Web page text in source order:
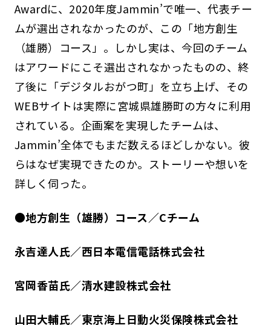
Awardに、2020年度Jammin’で唯一、代表チー
ムが選出されなかったのが、この「地方創生
（雄勝）コース」。しかし実は、今回のチーム
はアワードにこそ選出されなかったものの、終
了後に「デジタルおがつ町」を立ち上げ、その
WEBサイトは実際に宮城県雄勝町の方々に利用
されている。企画案を実現したチームは、
Jammin’全体でもまだ数えるほどしかない。彼
らはなぜ実現できたのか。ストーリーや想いを
詳しく伺った。
●地方創生（雄勝）コース／Cチーム
永吉達人氏／西日本電信電話株式会社
宮岡香苗氏／清水建設株式会社
山田大輔氏／東京海上日動火災保険株式会社